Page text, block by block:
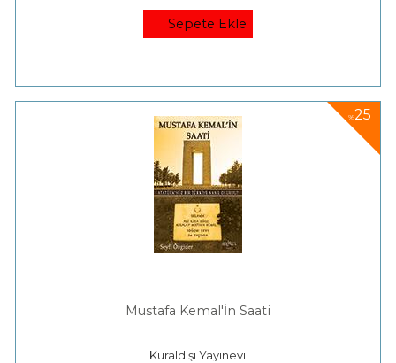
Sepete Ekle
%25
Mustafa Kemal'İn Saati
Kuraldışı Yayınevi